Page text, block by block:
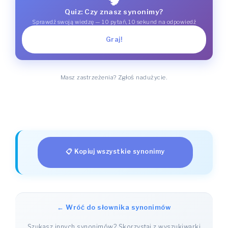
Quiz: Czy znasz synonimy?
Sprawdź swoją wiedzę — 10 pytań, 10 sekund na odpowiedź
Graj!
Masz zastrzeżenia? Zgłoś nadużycie.
📋 Kopiuj wszystkie synonimy
← Wróć do słownika synonimów